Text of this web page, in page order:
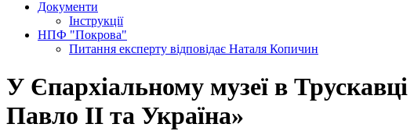
Документи
Інструкції
НПФ "Покрова"
Питання експерту відповідає Наталя Копичин
У Єпархіальному музеї в
Павло ІІ та Україна»